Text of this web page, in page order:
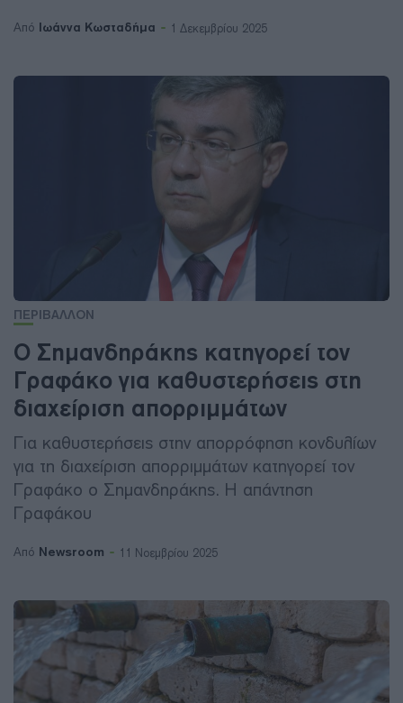
Από Ιωάννα Κωσταδήμα 1 Δεκεμβρίου 2025
ΠΕΡΙΒΑΛΛΟΝ
Ο Σημανδηράκης κατηγορεί τον
Γραφάκο για καθυστερήσεις στη
διαχείριση απορριμμάτων
Για καθυστερήσεις στην απορρόφηση κονδυλίων
για τη διαχείριση απορριμμάτων κατηγορεί τον
Γραφάκο ο Σημανδηράκης. Η απάντηση
Γραφάκου
Από Newsroom 11 Νοεμβρίου 2025